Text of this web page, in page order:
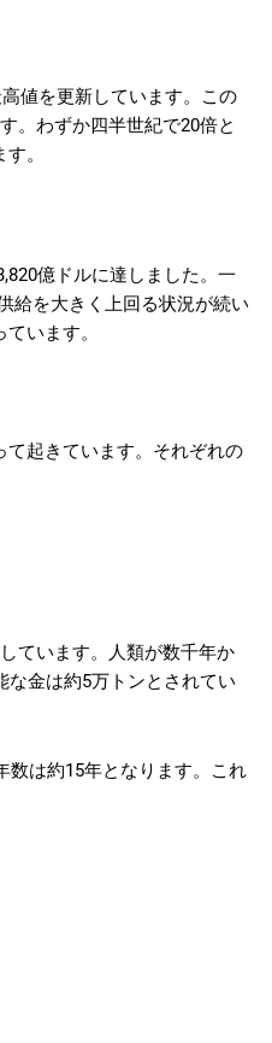
値を更新しています。この
。わずか四半世紀で20倍と
。
億ドルに達しました。一
給を大きく上回る状況が続い
います。
起きています。それぞれの
ています。人類が数千年か
な金は約5万トンとされてい
数は約15年となります。これ